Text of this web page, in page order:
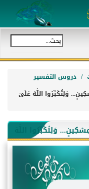
دروس التفسير
وَلِتُكَبِّرُوا اللَّهَ عَلَىٰ
وَلِتُكَبِّرُوا اللَّهَ